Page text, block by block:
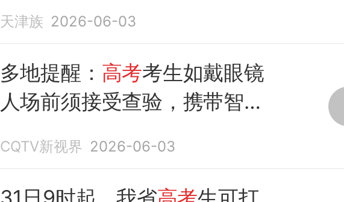
天津族 2026-06-03
多地提醒： 高考考生如戴眼镜
人场前须接受查验，携带智能
CQTV新视界 2026-06-03